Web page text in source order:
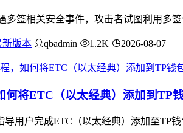
多签相关安全事件，攻击者试图利用多
新版本 qbadmin 1.2K 2026-08-07
何将ETC（以太经典）添加到TP钱
导用户完成ETC（以太经典）添加至TP